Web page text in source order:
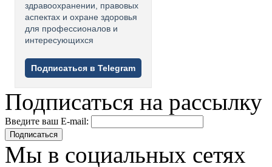
здравоохранении, правовых
аспектах и охране здоровья
для профессионалов и
интересующихся
Подписаться в Telegram
Подписаться на рассылку
Введите ваш E-mail:
Подписаться
Мы в социальных сетях